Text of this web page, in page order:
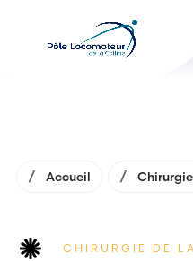
Accueil
CHIRURGIE DE